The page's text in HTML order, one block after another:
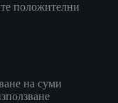
положителни
на суми